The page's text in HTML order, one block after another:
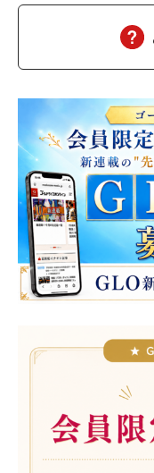
しだけ目を伏せた。